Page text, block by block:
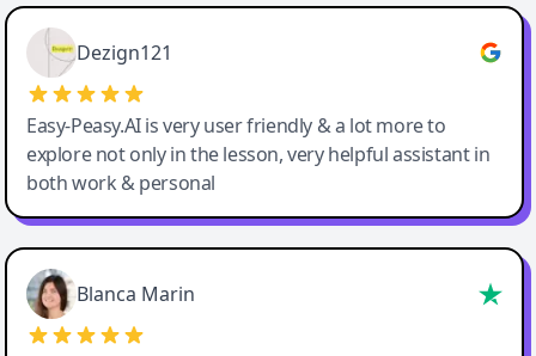
Easy-Peasy AI
Dezign121
Easy-Peasy.AI is very user friendly & a lot more to
explore not only in the lesson, very helpful assistant in
both work & personal
Blanca Marin